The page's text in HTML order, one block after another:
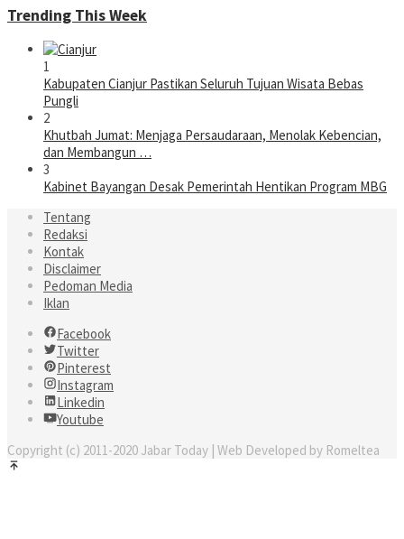
Trending This Week
1
Kabupaten Cianjur Pastikan Seluruh Tujuan Wisata Bebas
Pungli
2
Khutbah Jumat: Menjaga Persaudaraan, Menolak Kebencian,
dan Membangun …
3
Kabinet Bayangan Desak Pemerintah Hentikan Program MBG
Tentang
Redaksi
Kontak
Disclaimer
Pedoman Media
Iklan
Facebook
Twitter
Pinterest
Instagram
Linkedin
Youtube
Copyright (c) 2011-2020 Jabar Today | Web Developed by Romeltea